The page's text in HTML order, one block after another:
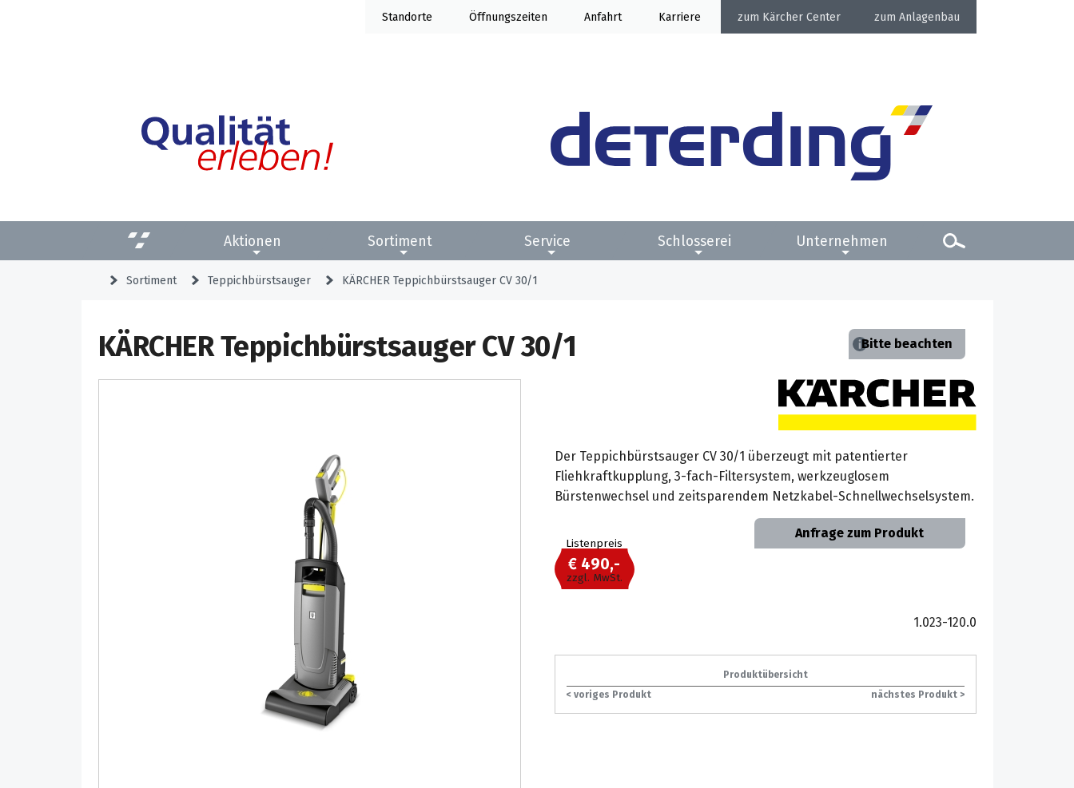
Standorte Öffnung Anfahrt Karriere Kärcher Center Anlagenbau
Aktionen Sortiment Service Schlosserei Unternehmen
Sortiment Teppichbürstsauger KÄRCHER Teppichbürstsauger CV 30/1
Bitte beachten
KÄRCHER Teppichbürstsauger CV 30/1
Der Teppichbürstsauger CV 30/1 überzeugt mit patentierter
Fliehkraftkupplung, 3-fach-Filtersystem, werkzeuglosem
Bürstenwechsel und zeitsparendem Netzkabel-Schnellwechselsystem.
Listenpreis
€ 490,-
zzgl. MwSt.
Anfrage zum Produkt
1.023-120.0
Produktübersicht
< voriges Produkt
nächstes Produkt >